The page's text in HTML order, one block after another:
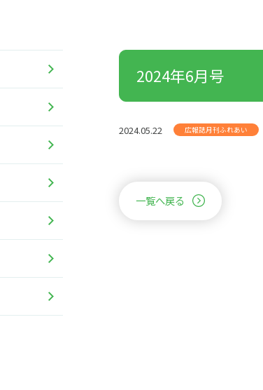
2024年6月号
2024.05.22 広報誌月刊ふれあい
一覧へ戻る